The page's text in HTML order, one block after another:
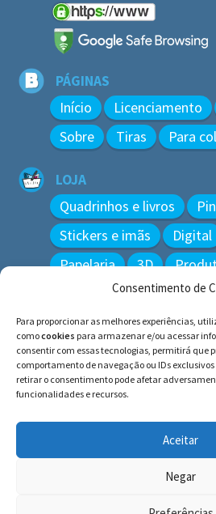
Consentimento de
Para proporcionar as melhores experiências,
comocookies para armazenar e/ou acessar
consentir com essas tecnologias, permitirá que
comportamento de navegação ou IDs
retirar o consentimento pode afetar
funcionalidades e recursos.
Aceitar
Negar
PÁGINAS
Início Licenciamento
Sobre
Tiras Para
LOJA
Quadrinhos e livros
Stickers e imãs
Digital
Papelaria
3D
Pesquisar
por:
© BLUE e os gatos ∙ todos os
Histórias inspiradas em gatos reais.
gatos!